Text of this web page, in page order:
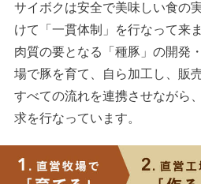
サイボクは安全で美味しい食の
けて「一貫体制」を行なって来ま
肉質の要となる「種豚」の開発
場で豚を育て、自ら加工し、販売
すべての流れを連携させながら
求を行なっています。